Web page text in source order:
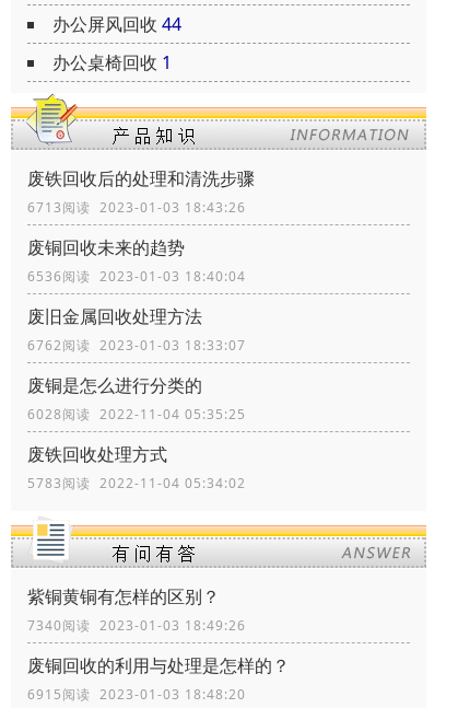
办公屏风回收 44
办公桌椅回收 1
废铁回收后的处理和清洗步骤
6713阅读 2023-01-03 18:43:26
废铜回收未来的趋势
6536阅读 2023-01-03 18:40:04
废旧金属回收处理方法
6762阅读 2023-01-03 18:33:07
废铜是怎么进行分类的
6028阅读 2022-11-04 05:35:25
废铁回收处理方式
5783阅读 2022-11-04 05:34:02
紫铜黄铜有怎样的区别？
7340阅读 2023-01-03 18:49:26
废铜回收的利用与处理是怎样的？
6915阅读 2023-01-03 18:48:20